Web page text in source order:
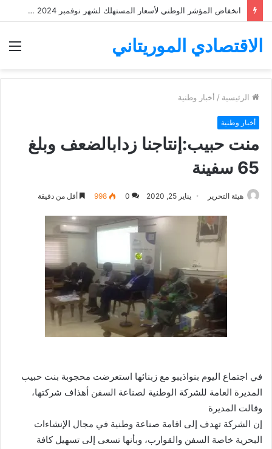
انخفاض المؤشر الوطني لأسعار المستهلك لشهر نوفمبر 2024 ب 1%
الاقتصادي الموريتاني
الرئيسية / أخبار وطنية
أخبار وطنية
منت حبيب:إنتاجنا زدابالضعف وبلغ
65 سفينة
هيئة التحرير يناير 25, 2020 0
998 أقل من دقيقة
في اجتماع اليوم بنواذيبو مع زبنائها استعرضت محجوبة بنت حبيب
المديرة العامة للشركة الوطنية لصناعة السفن أهذاف شركتها،
وقالت المديرة
إن الشركة تهدف إلى اقامة صناعة وطنية في مجال الإنشاءات
البحرية خاصة السفن والقوارب، وبأنها تسعى إلى تسهيل كافة